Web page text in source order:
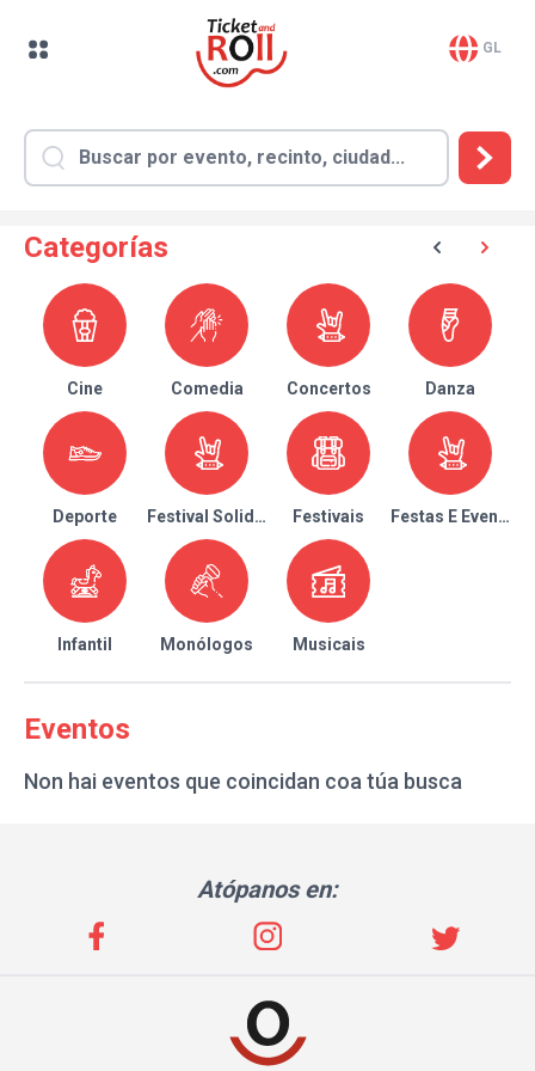
GL
Categorías
Cine Comedia Concertos Danza
Deporte Festival Solidario Festivais Festas E Eventos
Infantil Monólogos Musicais
Eventos
Non hai eventos que coincidan coa túa busca
Atópanos en: